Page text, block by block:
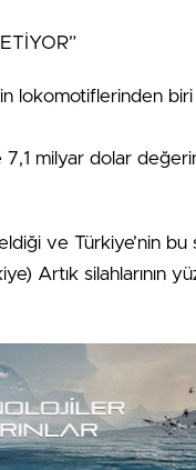
lokomotiflerinden
7,1 milyar dolar
ve Türkiye’nin bu
Artık silahlarının